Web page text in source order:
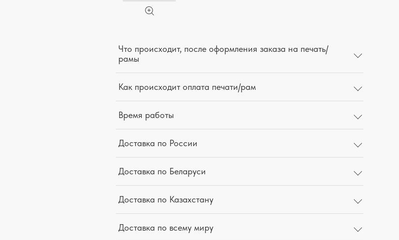
Что происходит, после оформления заказа на печать/
рамы
Как происходит оплата печати/рам
Время работы
Доставка по России
Доставка по Беларуси
Доставка по Казахстану
Доставка по всему миру